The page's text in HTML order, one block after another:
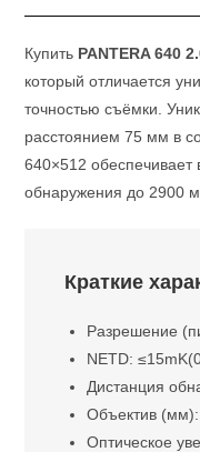
Купить PANTERA 640
который отличается
точностью съёмки.
расстоянием 75 мм в
640×512
обнаружения до 2900
Краткие
Разрешение
NETD:
Дистанция
Объектив
Оптическое